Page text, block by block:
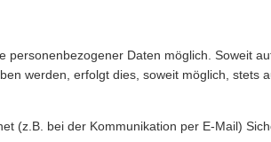
personenbezogener Daten möglich. Soweit
werden, erfolgt dies, soweit möglich, stets
(z.B. bei der Kommunikation per E-Mail)